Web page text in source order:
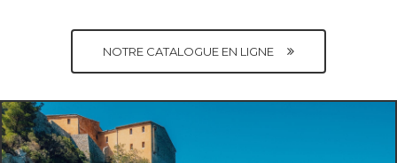
NOTRE CATALOGUE EN LIGNE